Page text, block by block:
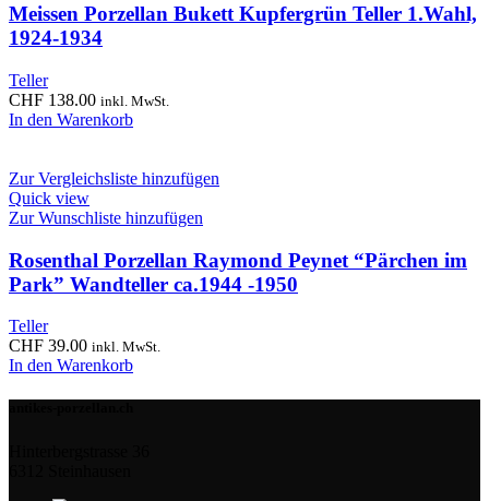
Meissen Porzellan Bukett Kupfergrün Teller 1.Wahl,
1924-1934
Teller
CHF 138.00 inkl. MwSt.
In den Warenkorb
Zur Vergleichsliste hinzufügen
Quick view
Zur Wunschliste hinzufügen
Rosenthal Porzellan Raymond Peynet “Pärchen im
Park” Wandteller ca.1944 -1950
Teller
CHF 39.00 inkl. MwSt.
In den Warenkorb